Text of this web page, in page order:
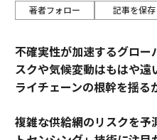
著者フォロー 記事を保存
不確実性が加速するグロー
スクや気候変動はもはや
ライチェーンの根幹を揺る
複雑な供給網のリスクを予